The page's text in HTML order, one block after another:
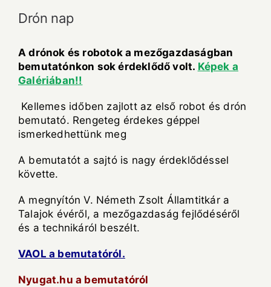
Drón nap
A drónok és robotok a mezőgazdaságban
bemutatónkon sok érdeklődő volt. Képek a
Galériában!!
Kellemes időben zajlott az első robot és drón
bemutató. Rengeteg érdekes géppel
ismerkedhettünk meg
A bemutatót a sajtó is nagy érdeklődéssel
követte.
A megnyítón V. Németh Zsolt Államtitkár a
Talajok évéről, a mezőgazdaság fejlődéséről
és a technikáról beszélt.
VAOL a bemutatóról.
Nyugat.hu a bemutatóról